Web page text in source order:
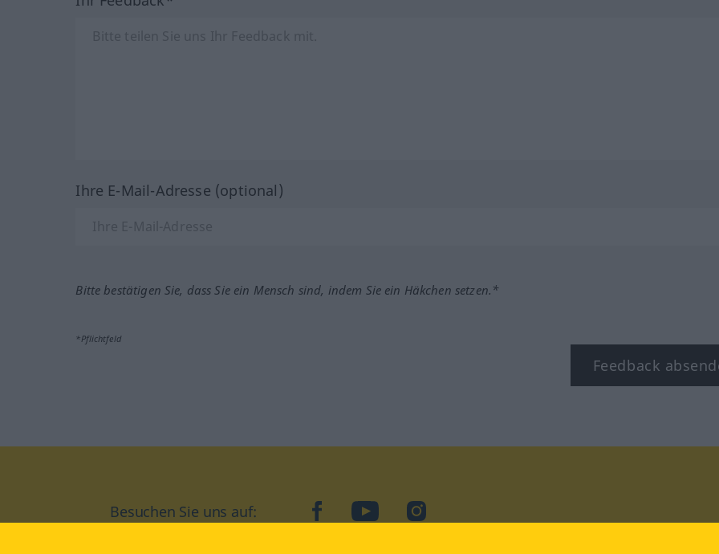
Ihre E-Mail-Adresse (optional)
Bitte bestätigen Sie, dass Sie ein Mensch sind, indem Sie ein Häkchen setzen.*
*Pflichtfeld
Feedback
Besuchen Sie uns auf: facebookYouTubeInstagram